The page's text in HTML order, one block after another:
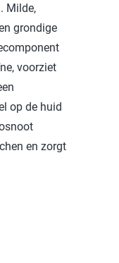
Milde,
grondige
voorziet
op de huid
en zorgt